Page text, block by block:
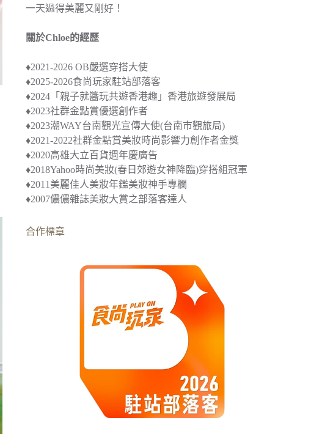
一天過得美麗又剛好！
關於Chloe的經歷
♦︎2021-2026 OB嚴選穿搭大使
♦︎2025-2026食尚玩家駐站部落客
♦︎2024 「親子就醬玩共遊香港趣」 香港旅遊發展局
♦︎2023社群金點賞優選創作者
♦︎2023潮WAY台南觀光宣傳大使(台南市觀旅局)
♦︎2021-2022社群金點賞美妝時尚影響力創作者金獎
♦︎2020高雄大立百貨週年慶廣告
♦︎2018Yahoo時尚美妝(春日郊遊女神降臨)穿搭組冠軍
♦︎2011美麗佳人美妝年鑑美妝神手專欄
♦︎2007儂儂雜誌美妝大賞之部落客達人
合作標章